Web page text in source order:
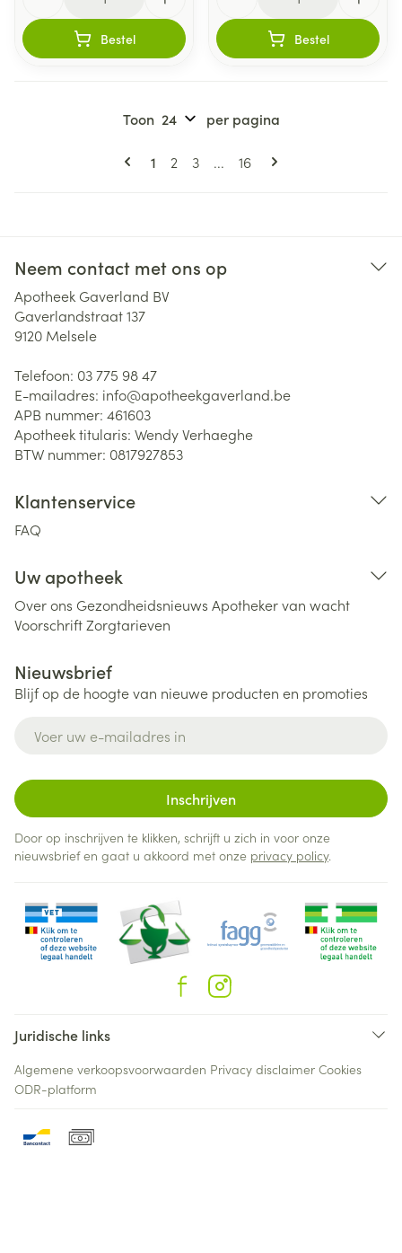
Bestel Bestel
Pagina's
U lees momenteel pagina
1 Pagina
2 Pagina
3 ... Pagina
16
Toon per pagina
Neem contact met ons op
Apotheek Gaverland BV
Gaverlandstraat 137
9120 Melsele
Telefoon: 03 775 98 47
E-mailadres: info@apotheekgaverland.be
APB nummer: 461603
Apotheek titularis: Wendy Verhaeghe
BTW nummer: 0817927853
Klantenservice
FAQ
Uw apotheek
Over ons Gezondheidsnieuws Apotheker van wacht
VoorschriftZorgtarieven
Nieuwsbrief
Blijf op de hoogte van nieuwe producten en promoties
Inschrijven
Door op inschrijven te klikken, schrijft u zich in voor onze
nieuwsbrief en gaat u akkoord met onze privacy policy.
Juridische links
Algemene verkoopsvoorwaarden Privacy disclaimer Cookies
ODR-platform